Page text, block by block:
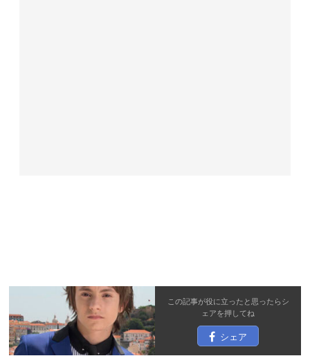
この記事が役に立ったと思ったら シ
ェアを押してね
シェア